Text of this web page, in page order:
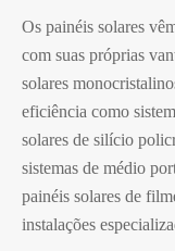
Os painéis solares
com suas próprias
solares
eficiência como
solares de silício
sistemas de médio
painéis solares de
instalações